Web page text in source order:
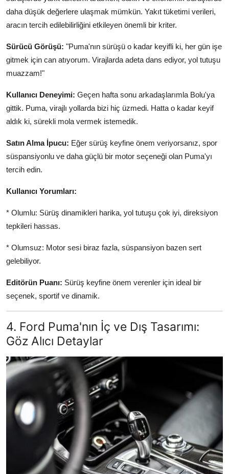
daha düşük değerlere ulaşmak mümkün. Yakıt tüketimi verileri,
aracın tercih edilebilirliğini etkileyen önemli bir kriter.
Sürücü Görüşü: "Puma'nın sürüşü o kadar keyifli ki, her gün işe
gitmek için can atıyorum. Virajlarda adeta dans ediyor, yol tutuşu
muazzam!"
Kullanıcı Deneyimi: Geçen hafta sonu arkadaşlarımla Bolu'ya
gittik. Puma, virajlı yollarda bizi hiç üzmedi. Hatta o kadar keyif
aldık ki, sürekli mola vermek istemedik.
Satın Alma İpucu: Eğer sürüş keyfine önem veriyorsanız, spor
süspansiyonlu ve daha güçlü bir motor seçeneği olan Puma'yı
tercih edin.
Kullanıcı Yorumları:
* Olumlu: Sürüş dinamikleri harika, yol tutuşu çok iyi, direksiyon
tepkileri hassas.
* Olumsuz: Motor sesi biraz fazla, süspansiyon bazen sert
gelebiliyor.
Editörün Puanı: Sürüş keyfine önem verenler için ideal bir
seçenek, sportif ve dinamik.
4. Ford Puma'nın İç ve Dış Tasarımı:
Göz Alıcı Detaylar